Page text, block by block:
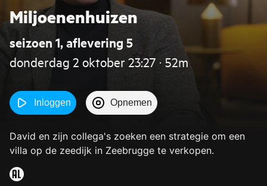
Miljoenenhuizen
seizoen 1, aflevering 5
donderdag 2 oktober 23:27 ‧ 52m
Inloggen Opnemen
David en zijn collega's zoeken een strategie om een
villa op de zeedijk in Zeebrugge te verkopen.